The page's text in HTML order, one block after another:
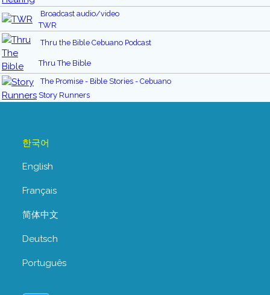
Broadcast audio/video
TWR
Thru the Bible Cebuano Podcast
Thru The Bible
The Promise - Bible Stories - Cebuano
Story Runners
한국어
English
Français
简体中文
Deutsch
Português